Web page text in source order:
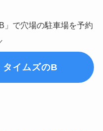
」で穴場の駐車場を予約
タイムズのB